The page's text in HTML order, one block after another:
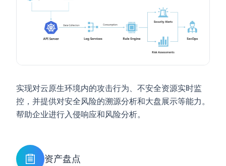
实现对云原生环境内的攻击行为、不安全资源实时监
控，并提供对安全风险的溯源分析和大盘展示等能力。
帮助企业进行入侵响应和风险分析。
资产盘点